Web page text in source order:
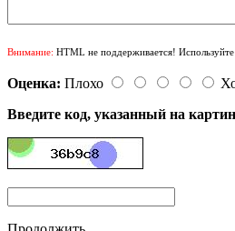
Внимание: HTML не поддерживается!
Оценка: Плохо
Введите код, указанный на